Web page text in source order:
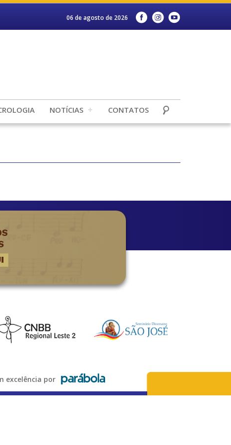
06 de agosto de 2026
NOTÍCIAS CONTATOS
por